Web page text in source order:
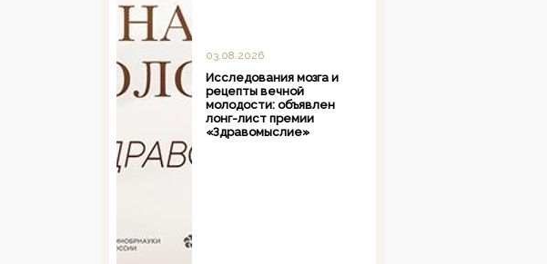
03.08.2026
Исследования мозга и
рецепты вечной
молодости: объявлен
лонг-лист премии
«Здравомыслие»